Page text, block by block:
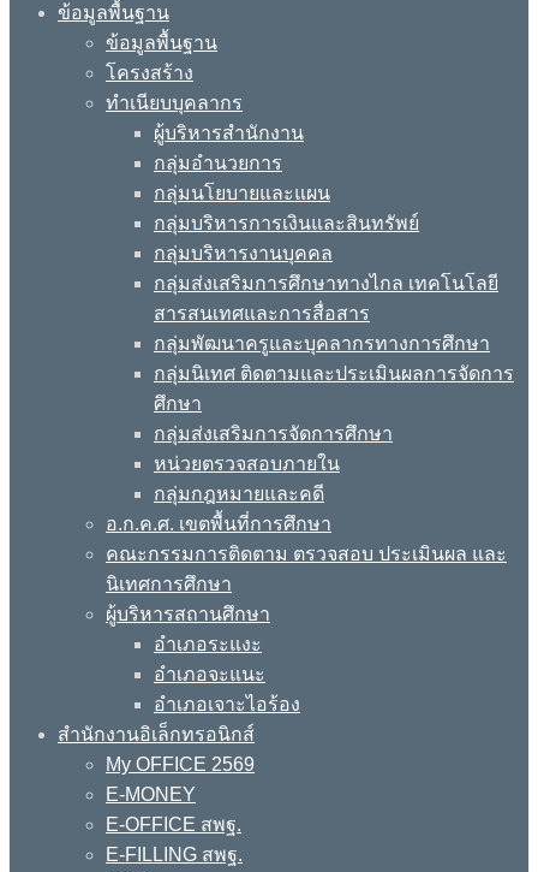
ข้อมูลพื้นฐาน
ข้อมูลพื้นฐาน
โครงสร้าง
ทำเนียบบุคลากร
ผู้บริหารสำนักงาน
กลุ่มอำนวยการ
กลุ่มนโยบายและแผน
กลุ่มบริหารการเงินและสินทรัพย์
กลุ่มบริหารงานบุคคล
กลุ่มส่งเสริมการศึกษาทางไกล เทคโนโลยี
สารสนเทศและการสื่อสาร
กลุ่มพัฒนาครูและบุคลากรทางการศึกษา
กลุ่มนิเทศ ติดตามและประเมินผลการจัดการ
ศึกษา
กลุ่มส่งเสริมการจัดการศึกษา
หน่วยตรวจสอบภายใน
กลุ่มกฎหมายและคดี
อ.ก.ค.ศ. เขตพื้นที่การศึกษา
คณะกรรมการติดตาม ตรวจสอบ ประเมินผล และ
นิเทศการศึกษา
ผู้บริหารสถานศึกษา
อำเภอระแงะ
อำเภอจะแนะ
อำเภอเจาะไอร้อง
สำนักงานอิเล็กทรอนิกส์
My OFFICE 2569
E-MONEY
E-OFFICE สพฐ.
E-FILLING สพฐ.